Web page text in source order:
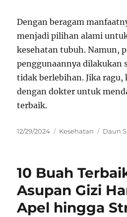
Dengan beragam
menjadi pilihan alami
kesehatan tubuh. Namun,
penggunaannya dilakukan
tidak berlebihan. Jika
dengan dokter untuk
terbaik.
Posted
12/29/2024 Categories
Kesehatan Tags
Daun
10 Buah
Asupan Gizi
Apel hingga